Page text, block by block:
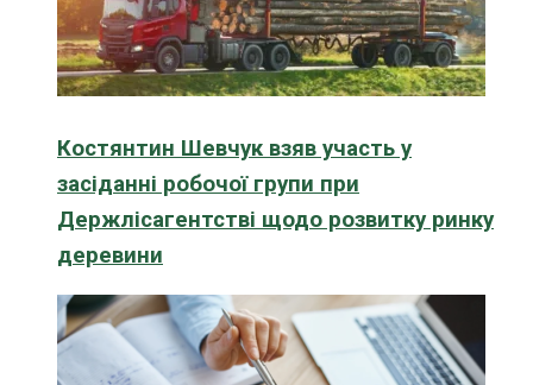
Костянтин Шевчук взяв участь у
засіданні робочої групи при
Держлісагентстві щодо розвитку ринку
деревини